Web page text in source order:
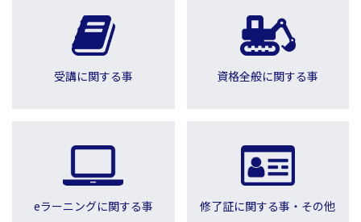
受講に関する事 資格全般に関する事
eラーニングに関する事 修了証に関する事・その他